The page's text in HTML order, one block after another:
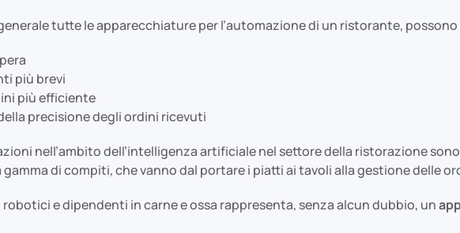
tutte le apparecchiature per l’automazione di un ristorante,
più brevi
più efficiente
precisione degli ordini ricevuti
nell’ambito dell’intelligenza artificiale nel settore della ristorazione
di compiti, che vanno dal portare i piatti ai tavoli alla gestione delle
robotici e dipendenti in carne e ossa rappresenta, senza alcun dubbio, un